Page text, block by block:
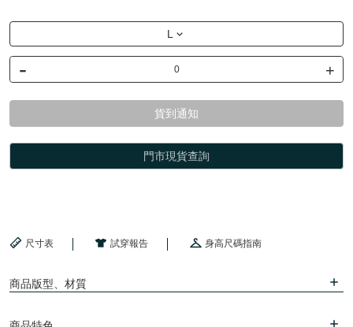
L
- +
貨到通知
門市現貨查詢
尺寸表 試穿報告 身高尺碼指南
商品版型、材質